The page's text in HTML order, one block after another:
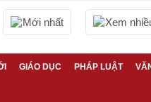
Mới nhất Xem
GIÁO DỤC PHÁP LUẬT